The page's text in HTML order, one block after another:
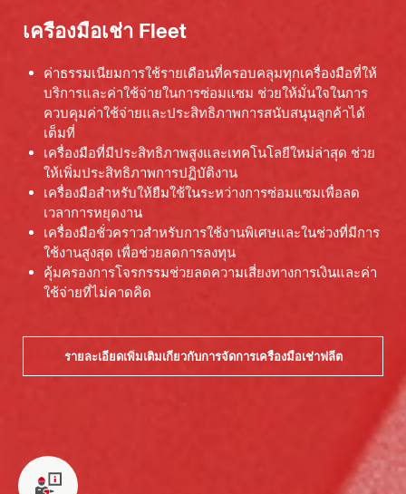
เครื่องมือเช่า Fleet
ค่าธรรมเนียมการใช้รายเดือนที่ครอบคลุมทุกเครื่องมือที่ให้
บริการและค่าใช้จ่ายในการซ่อมแซม ช่วยให้มั่นใจในการ
ควบคุมค่าใช้จ่ายและประสิทธิภาพการสนับสนุนลูกค้าได้
เต็มที่
เครื่องมือที่มีประสิทธิภาพสูงและเทคโนโลยีใหม่ล่าสุด ช่วย
ให้เพิ่มประสิทธิภาพการปฏิบัติงาน
เครื่องมือสำหรับให้ยืมใช้ในระหว่างการซ่อมแซมเพื่อลด
เวลาการหยุดงาน
เครื่องมือชั่วคราวสำหรับการใช้งานพิเศษและในช่วงที่มีการ
ใช้งานสูงสุด เพื่อช่วยลดการลงทุน
คุ้มครองการโจรกรรมช่วยลดความเสี่ยงทางการเงินและค่า
ใช้จ่ายที่ไม่คาดคิด
รายละเอียดเพิ่มเติมเกี่ยวกับการจัดการเครื่องมือเช่าฟลีต